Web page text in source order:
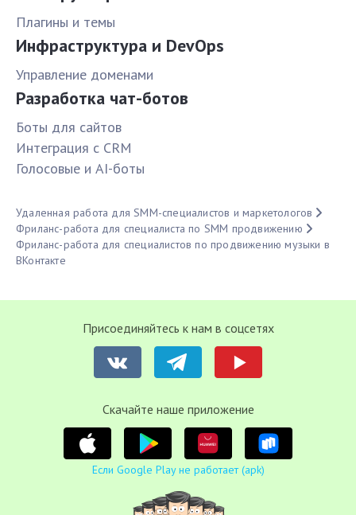
Плагины и темы
Инфраструктура и DevOps
Управление доменами
Разработка чат-ботов
Боты для сайтов
Интеграция с CRM
Голосовые и AI-боты
Удаленная работа для SMM-специалистов и маркетологов
Фриланс-работа для специалиста по SMM продвижению
Фриланс-работа для специалистов по продвижению музыки в
ВКонтакте
Присоединяйтесь к нам в соцсетях
Cкачайте наше приложение
Если Google Play не работает (apk)